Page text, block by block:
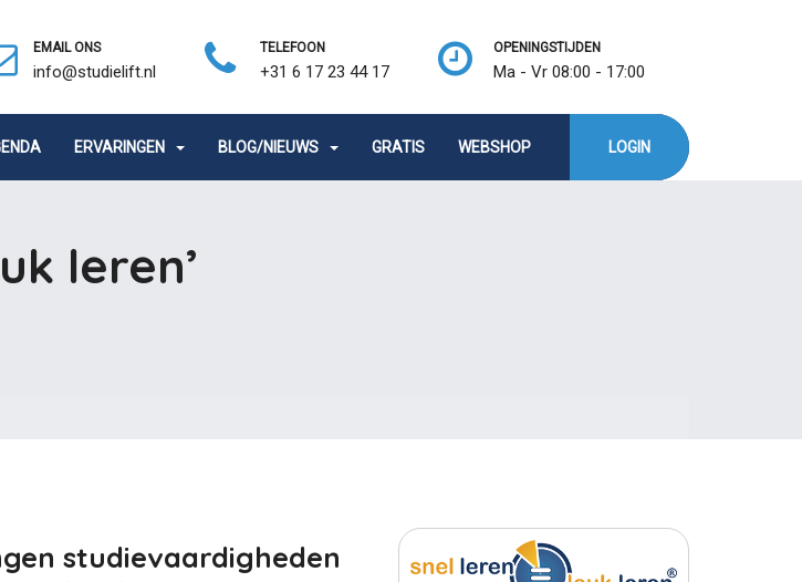
EMAIL ONS
info@studielift.nl
TELEFOON
+31 6 17 23 44 17
OPENINGSTIJDEN
Ma - Vr 08:00 - 17:00
ERVARINGEN BLOG/NIEUWS GRATIS WEBSHOP LOGIN
leren’
studievaardigheden